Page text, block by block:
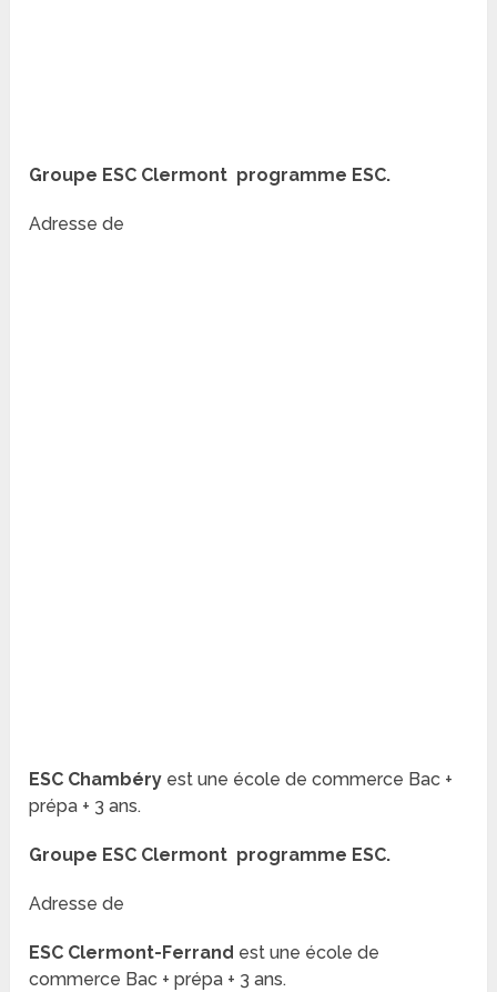
Groupe ESC Clermont programme ESC.
Adresse de
ESC Chambéry est une école de commerce Bac +
prépa + 3 ans.
Groupe ESC Clermont programme ESC.
Adresse de
ESC Clermont-Ferrand est une école de
commerce Bac + prépa + 3 ans.